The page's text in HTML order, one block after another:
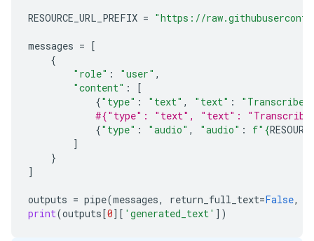
RESOURCE_URL_PREFIX = "https://
messages = [
{
"role" : "user" ,
"content" :
[
{"type" : "text" , "text" :
"Transcribe
#{"type": "text", "text": "Transcribe
{"type" : "audio" , "audio" : f" {
]
}
]
outputs = pipe(messages, return_full_text=False,
print(outputs[0][ 'generated_text' ])